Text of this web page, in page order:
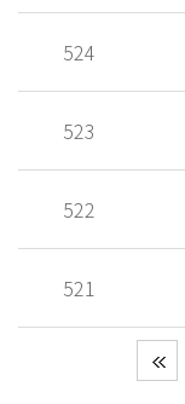
524
523
522
521